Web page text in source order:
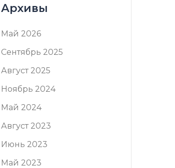
Архивы
Май 2026
Сентябрь 2025
Август 2025
Ноябрь 2024
Май 2024
Август 2023
Июнь 2023
Май 2023